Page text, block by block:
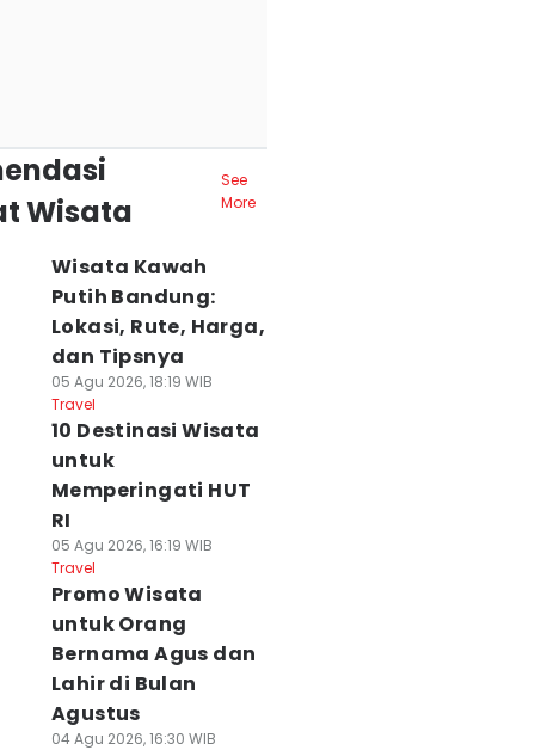
Wisata
See
More
Wisata Kawah
Putih Bandung:
Lokasi, Rute, Harga,
dan Tipsnya
05 Agu 2026, 18:19 WIB
Travel
10 Destinasi Wisata
untuk
Memperingati HUT
RI
05 Agu 2026, 16:19 WIB
Travel
Promo Wisata
untuk Orang
Bernama Agus dan
Lahir di Bulan
Agustus
04 Agu 2026, 16:30 WIB